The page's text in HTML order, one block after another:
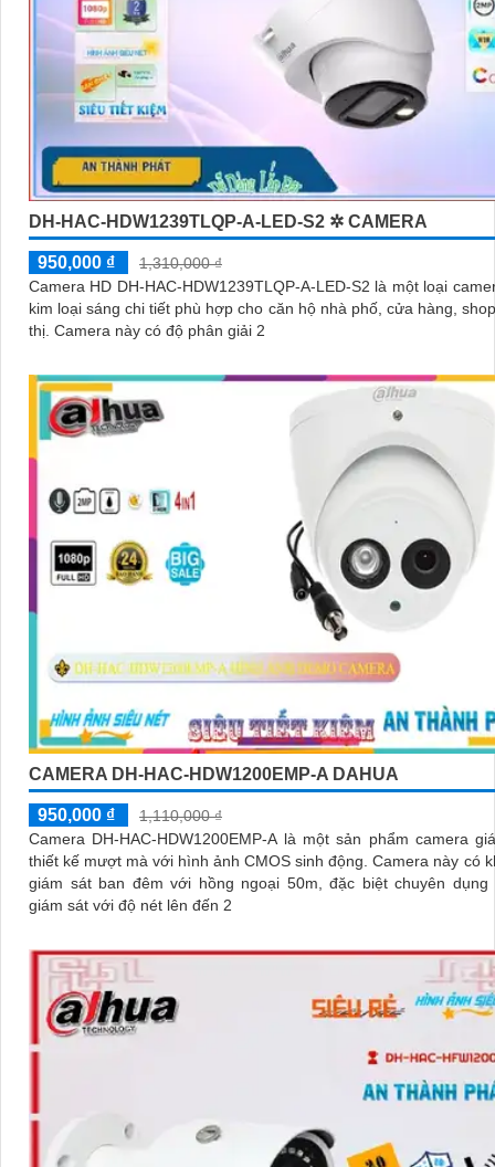
DH-HAC-HDW1239TLQP-A-LED-S2 ✲ CAMERA
950,000 ₫
1,310,000 ₫
Camera HD DH-HAC-HDW1239TLQP-A-LED-S2 là một loại
kim loại sáng chi tiết phù hợp cho căn hộ nhà phố, cửa hàng,
thị. Camera này có độ phân giải 2
CAMERA DH-HAC-HDW1200EMP-A DAHUA
950,000 ₫
1,110,000 ₫
Camera DH-HAC-HDW1200EMP-A là một sản phẩm camera
thiết kế mượt mà với hình ảnh CMOS sinh động. Camera này có khả năng
giám sát ban đêm với hồng ngoại 50m, đặc biệt chuyên dụng
giám sát với độ nét lên đến 2